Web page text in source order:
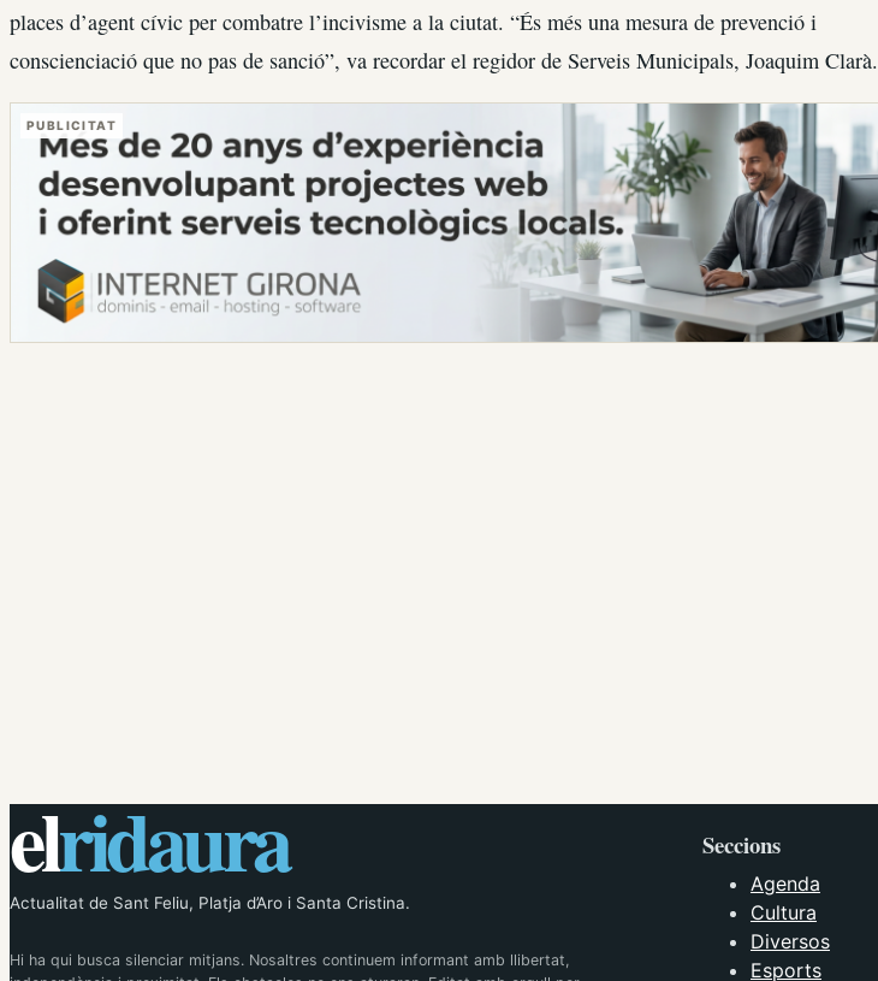
places d’agent cívic per combatre l’incivisme a la ciutat. “És més una mesura de prevenció i
conscienciació que no pas de sanció”, va recordar el regidor de Serveis Municipals, Joaquim Clarà.
PUBLICITAT
elridaura
Actualitat de Sant Feliu, Platja d’Aro i Santa Cristina.
Hi ha qui busca silenciar mitjans. Nosaltres continuem informant amb llibertat,
Seccions
Agenda
Cultura
Diversos
Esports